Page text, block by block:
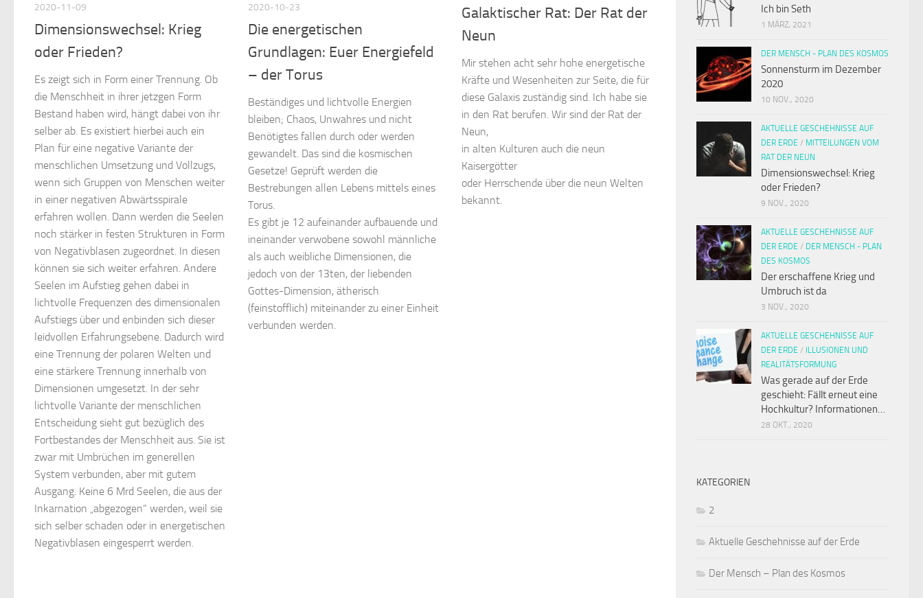
2020-11-09
Dimensionswechsel: Krieg
oder Frieden?
Es zeigt sich in Form einer Trennung. Ob
die Menschheit in ihrer jetzgen Form
Bestand haben wird, hängt dabei von ihr
selber ab. Es existiert hierbei auch ein
Plan für eine negative Variante der
menschlichen Umsetzung und Vollzugs,
wenn sich Gruppen von Menschen weiter
in einer negativen Abwärtsspirale
erfahren wollen. Dann werden die Seelen
noch stärker in festen Strukturen in Form
von Negativblasen zugeordnet. In diesen
können sie sich weiter erfahren. Andere
Seelen im Aufstieg gehen dabei in
lichtvolle Frequenzen des dimensionalen
Aufstiegs über und enbinden sich dieser
leidvollen Erfahrungsebene. Dadurch wird
eine Trennung der polaren Welten und
eine stärkere Trennung innerhalb von
Dimensionen umgesetzt. In der sehr
lichtvolle Variante der menschlichen
Entscheidung sieht gut bezüglich des
Fortbestandes der Menschheit aus. Sie ist
zwar mit Umbrüchen im generellen
System verbunden, aber mit gutem
Ausgang. Keine 6 Mrd Seelen, die aus der
Inkarnation „abgezogen“ werden, weil sie
sich selber schaden oder in energetischen
Negativblasen eingesperrt werden.
2020-10-23
Die energetischen
Grundlagen: Euer Energiefeld
– der Torus
Beständiges und lichtvolle Energien
bleiben; Chaos, Unwahres und nicht
Benötigtes fallen durch oder werden
gewandelt. Das sind die kosmischen
Gesetze! Geprüft werden die
Bestrebungen allen Lebens mittels eines
Torus.
Es gibt je 12 aufeinander aufbauende und
ineinander verwobene sowohl männliche
als auch weibliche Dimensionen, die
jedoch von der 13ten, der liebenden
Gottes-Dimension, ätherisch
(feinstofflich) miteinander zu einer Einheit
verbunden werden.
Galaktischer Rat: Der Rat der
Neun
Mir stehen acht sehr hohe energetische
Kräfte und Wesenheiten zur Seite, die für
diese Galaxis zuständig sind. Ich habe sie
in den Rat berufen. Wir sind der Rat der
Neun,
in alten Kulturen auch die neun
Kaisergötter
oder Herrschende über die neun Welten
bekannt.
Ich bin Seth
1 MÄRZ, 2021
DER MENSCH - PLAN DES KOSMOS
Sonnensturm im Dezember
2020
10 NOV., 2020
AKTUELLE GESCHEHNISSE AUF
DER ERDE / MITTEILUNGEN VOM
RAT DER NEUN
Dimensionswechsel: Krieg
oder Frieden?
9 NOV., 2020
AKTUELLE GESCHEHNISSE AUF
DER ERDE / DER MENSCH - PLAN
DES KOSMOS
Der erschaffene Krieg und
Umbruch ist da
3 NOV., 2020
AKTUELLE GESCHEHNISSE AUF
DER ERDE /
ILLUSIONEN UND
REALITÄTSFORMUNG
Was gerade auf der Erde
geschieht: Fällt erneut eine
Hochkultur? Informationen…
28 OKT., 2020
KATEGORIEN
2
Aktuelle Geschehnisse auf der Erde
Der Mensch – Plan des Kosmos